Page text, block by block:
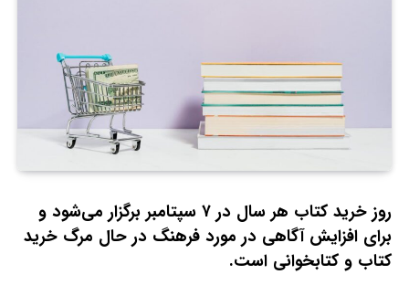
روز خرید کتاب هر سال در ۷ سپتامبر برگزار می‌شود و
برای افزایش آگاهی در مورد فرهنگ در حال مرگ خرید
کتاب و کتابخوانی است.